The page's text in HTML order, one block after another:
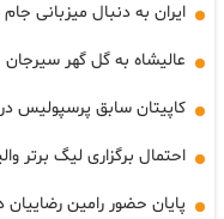
ایران به دنبال میزبانی
عالیشاه به گل گهر
کاپیتان سابق پرسپولیس
احتمال برگزاری لیگ برتر
پایان حضور رامین رضاییان